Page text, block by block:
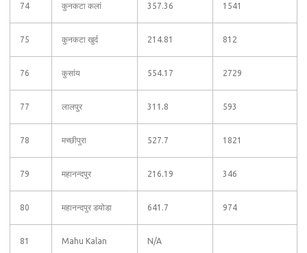
74 कुनकटा कलां 357.36 1541
75 कुनकटा खुर्द 214.81 812
76 कुसांय 554.17 2729
77 लालपुर 311.8 593
78 मच्छीपुरा 527.7 1821
79 महानन्दपुर 216.19 346
80 महानन्दपुर डयोडा 641.7 974
81 Mahu Kalan N/A